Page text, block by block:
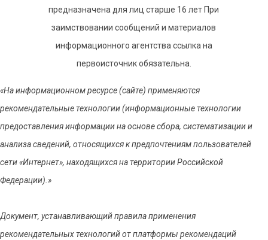
предназначена для лиц старше 16 лет При
заимствовании сообщений и материалов
информационного агентства ссылка на
первоисточник обязательна.
«На информационном ресурсе (сайте) применяются
рекомендательные технологии (информационные технологии
предоставления информации на основе сбора, систематизации и
анализа сведений, относящихся к предпочтениям пользователей
сети «Интернет», находящихся на территории Российской
Федерации).»
Документ, устанавливающий правила применения
рекомендательных технологий от платформы рекомендаций